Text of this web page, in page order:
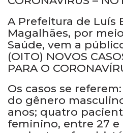
A Prefeitura de Luís
Magalhães, por
Saúde, vem a
(OITO) NOVOS
PARA O
Os casos se
do gênero
anos; quatro
feminino, entre 27 e